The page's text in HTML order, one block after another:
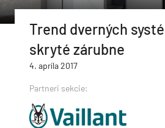
Trend dverných
skryté zárubne
4. apríla 2017
Partneri sekcie: